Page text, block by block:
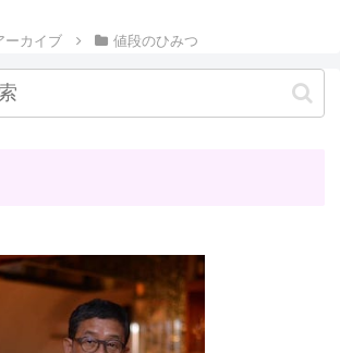
ーカイブ 値段のひみつ